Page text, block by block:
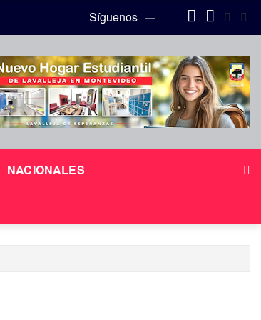
Síguenos
NACIONALES